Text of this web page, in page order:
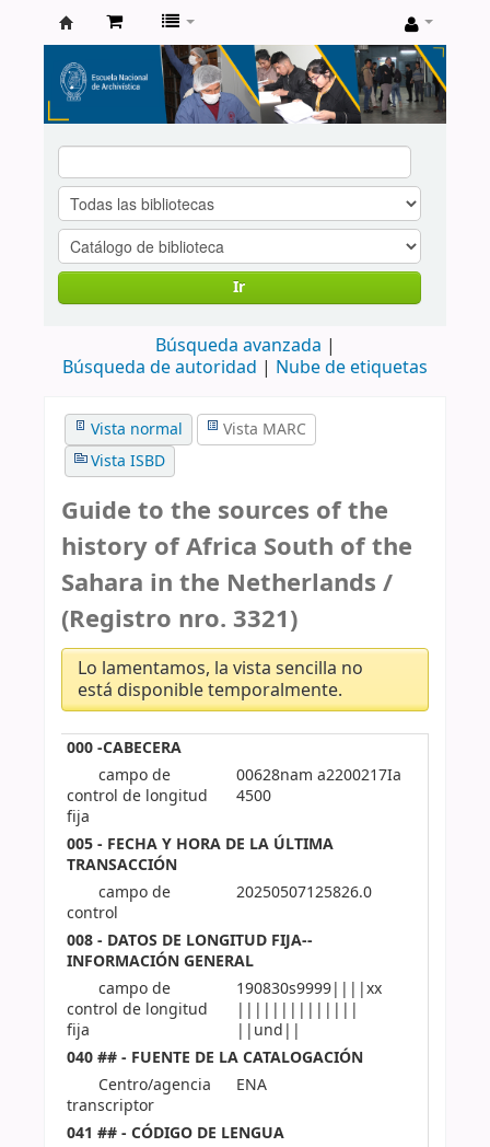
Catálogo
de
Biblioteca
ENA
Ir
Búsqueda avanzada
Búsqueda de autoridad
Nube de etiquetas
Vista normal
Vista MARC
Vista ISBD
Guide to the sources of the
history of Africa South of the
Sahara in the Netherlands /
(Registro nro. 3321)
Lo lamentamos, la vista sencilla no
está disponible temporalmente.
000 -CABECERA
campo de
control de longitud
fija
00628nam a2200217Ia
4500
005 - FECHA Y HORA DE LA ÚLTIMA
TRANSACCIÓN
campo de
control
20250507125826.0
008 - DATOS DE LONGITUD FIJA--
INFORMACIÓN GENERAL
campo de
control de longitud
fija
190830s9999||||xx
||||||||||||||
||und||
040 ## - FUENTE DE LA CATALOGACIÓN
Centro/agencia
transcriptor
ENA
041 ## - CÓDIGO DE LENGUA